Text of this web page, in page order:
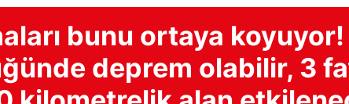
bunu ortaya
deprem olabilir, 3